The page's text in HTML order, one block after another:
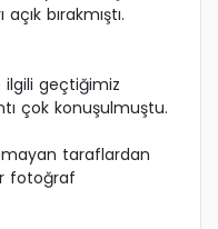
bırakmıştı.
ilgili geçtiğimiz
çok konuşulmuştu.
taraflardan
fotoğraf